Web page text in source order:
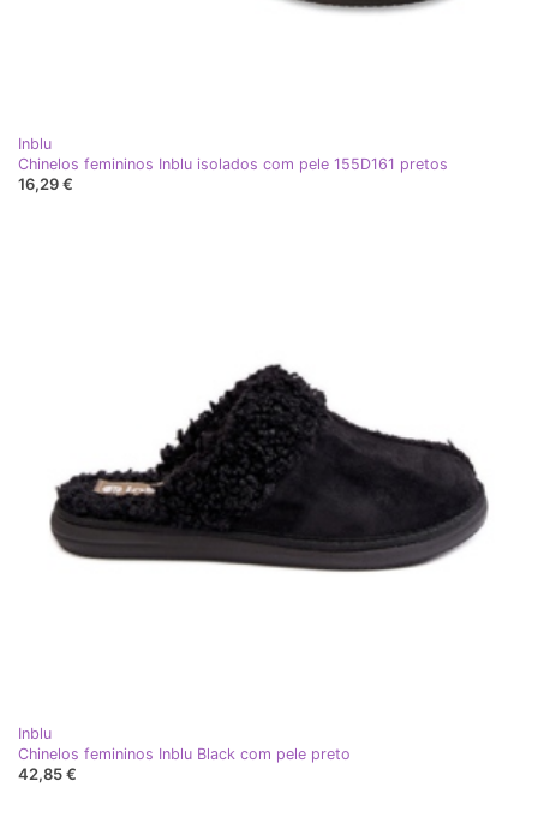
Inblu
Chinelos femininos Inblu isolados com pele 155D161 pretos
16,29 €
Inblu
Chinelos femininos Inblu Black com pele preto
42,85 €